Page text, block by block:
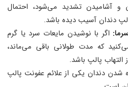
و آشامیدن تشدید می‌شود، احتمال
دندان آسیب دیده باشد.
اگر با نوشیدن مایعات سرد یا گرم
که مدت طولانی باقی می‌ماند،
پالپ باشد.
شدن دندان یکی از علائم عفونت پالپ